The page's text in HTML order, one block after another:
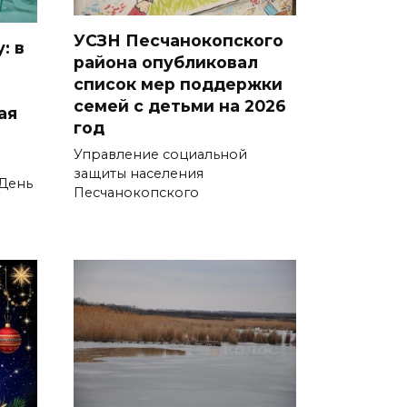
нескольких населенных
пунктах
05 августа 2026 22:04
В Ворошиловском районе
работы по восстановлению
электроснабжения
В Мясниковском районе в
ДТП с тремя автомобилями
погибла пассажирка
легковушки
05 августа 2026 20:43
в
УСЗН Песчанокопского
района опубликовал
список мер поддержки
семей с детьми на 2026
год
Управление социальной
защиты населения
Песчанокопского